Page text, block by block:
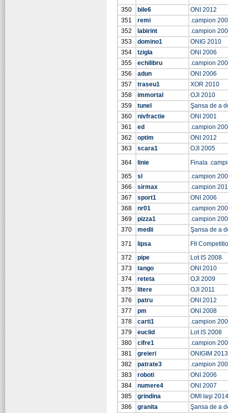
350
bile6
ONI 2012
351
remi
.campion
352
labirint
.campion
353
domino1
ONIG 2010
354
tzigla
ONI 2006
355
echilibru
.campion
356
adun
ONI 2006
357
traseu1
XOR 2010
358
immortal
OJI 2010
359
tunel
Şansa de a
360
nivfractie
ONI 2001
361
ed
.campion
362
optim
ONI 2012
363
scara1
OJI 2005
364
linie
Finala
365
sl
.campion
366
sirmax
.campion
367
sport1
ONI 2006
368
nr01
.campion
369
pizza1
.campion
370
medii
Şansa de a
371
lipsa
FII
372
pipe
Lot IS 2008
373
tango
ONI 2010
374
reteta
OJI 2009
375
litere
OJI 2011
376
patru
ONI 2012
377
pm
ONI 2008
378
carti1
.campion
379
euclid
Lot IS 2008
380
cifre1
.campion
381
greieri
ONIGIM 2013
382
patrate3
.campion
383
roboti
ONI 2006
384
numere4
ONI 2007
385
grindina
OMI Iaşi 2014
386
granita
Şansa de a